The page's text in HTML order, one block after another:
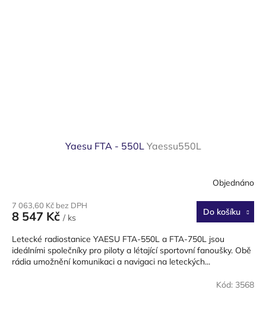
Yaesu FTA - 550L Yaessu550L
Objednáno
7 063,60 Kč bez DPH
8 547 Kč / ks
Do košíku
Letecké radiostanice YAESU FTA-550L a FTA-750L jsou
ideálními společníky pro piloty a létající sportovní fanoušky. Obě
rádia umožnění komunikaci a navigaci na leteckých...
Kód: 3568